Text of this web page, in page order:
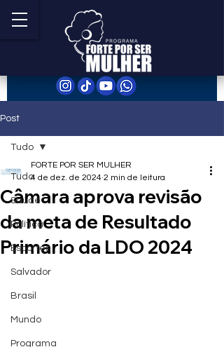
Post
Tudo
Saúde
Política
Esportes
Salvador
Brasil
Mundo
Programa
Tudo
Câmara aprova revisão
da meta de Resultado
Primário da LDO 2024
FORTE POR SER MULHER
4 de dez. de 2024 2 min de leitura